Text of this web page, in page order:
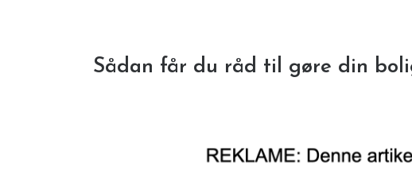
Sådan får du råd til gøre din